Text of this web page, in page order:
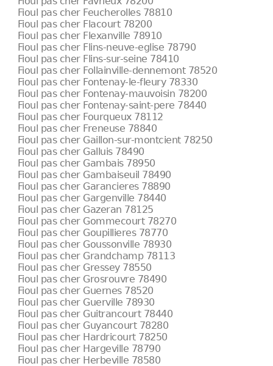
Fioul pas cher Feucherolles 78810
Fioul pas cher Flacourt 78200
Fioul pas cher Flexanville 78910
Fioul pas cher Flins-neuve-eglise 78790
Fioul pas cher Flins-sur-seine 78410
Fioul pas cher Follainville-dennemont 78520
Fioul pas cher Fontenay-le-fleury 78330
Fioul pas cher Fontenay-mauvoisin 78200
Fioul pas cher Fontenay-saint-pere 78440
Fioul pas cher Fourqueux 78112
Fioul pas cher Freneuse 78840
Fioul pas cher Gaillon-sur-montcient 78250
Fioul pas cher Galluis 78490
Fioul pas cher Gambais 78950
Fioul pas cher Gambaiseuil 78490
Fioul pas cher Garancieres 78890
Fioul pas cher Gargenville 78440
Fioul pas cher Gazeran 78125
Fioul pas cher Gommecourt 78270
Fioul pas cher Goupillieres 78770
Fioul pas cher Goussonville 78930
Fioul pas cher Grandchamp 78113
Fioul pas cher Gressey 78550
Fioul pas cher Grosrouvre 78490
Fioul pas cher Guernes 78520
Fioul pas cher Guerville 78930
Fioul pas cher Guitrancourt 78440
Fioul pas cher Guyancourt 78280
Fioul pas cher Hardricourt 78250
Fioul pas cher Hargeville 78790
Fioul pas cher Herbeville 78580